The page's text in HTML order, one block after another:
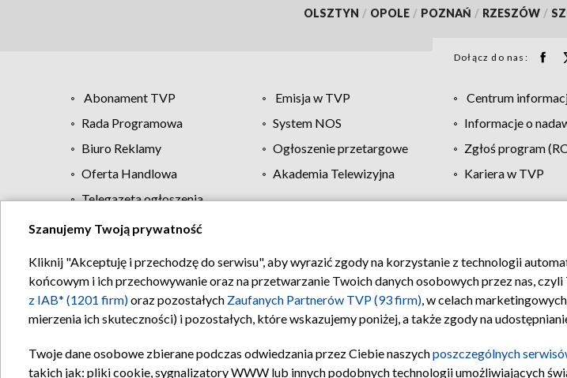
OLSZTYN / OPOLE / POZNAŃ / RZESZÓW /
Dołącz do nas:
Abonament TVP Emisja w TVP Centrum
Rada Programowa
System NOS Informacje o
Biuro Reklamy
Ogłoszenie przetargowe Zgłoś program
Oferta Handlowa
Akademia Telewizyjna Kariera w TVP
Telegazeta ogłoszenia
Regulamin TVP Polityka prywatności Moje
Szanujemy Twoją prywatność
Kliknij "Akceptuję i przechodzę do serwisu", aby wyrazić zgody na korzystanie z technologii
końcowym i ich przechowywanie oraz na przetwarzanie Twoich danych osobowych przez nas,
z IAB* (1201 firm)oraz pozostałych Zaufanych Partnerów TVP (93 firm), w celach
mierzenia ich skuteczności) i pozostałych, które wskazujemy poniżej, a także zgody na
Twoje dane osobowe zbierane podczas odwiedzania przez Ciebie naszychposzczególnych
takich jak: pliki cookie, sygnalizatory WWW lub innych podobnych technologii umożliwiających